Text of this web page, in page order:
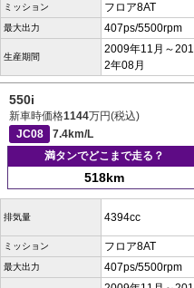
ミッション フロア8AT
最大出力 407ps/5500rpm
生産期間
2009年11月～201
2年08月
550i
新車時価格1144万円(税込)
JC08
7.4km/L
満タンでどこまで走る？
518km
排気量 4394cc
ミッション フロア8AT
最大出力 407ps/5500rpm